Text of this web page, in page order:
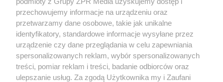
Lewandowski schodzi bez gola, a
Messi bije rekordy
ZOBACZ WIĘCEJ
przechowujemy informacje na urządzeniu oraz
przetwarzamy dane osobowe, takie jak unikalne
identyfikatory, standardowe informacje wysyłane przez
urządzenie czy dane przeglądania w celu zapewniania
spersonalizowanych reklam, wybór spersonalizowanych
treści, pomiar reklam i treści, badanie odbiorców oraz
ulepszanie usług. Za zgodą Użytkownika my i Zaufani